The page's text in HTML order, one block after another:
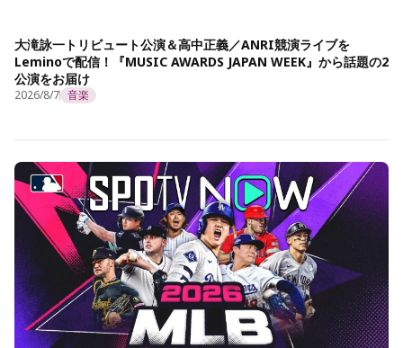
大滝詠一トリビュート公演＆高中正義／ANRI競演ライブを
Leminoで配信！『MUSIC AWARDS JAPAN WEEK』から話題の2
公演をお届け
2026/8/7 音楽